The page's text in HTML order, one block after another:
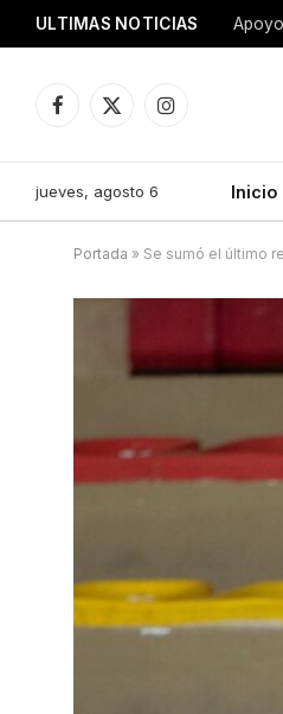
ULTIMAS NOTICIAS
Facebook
X
Instagram
jueves, agosto 6 Inicio
Portada » Se sumó el último